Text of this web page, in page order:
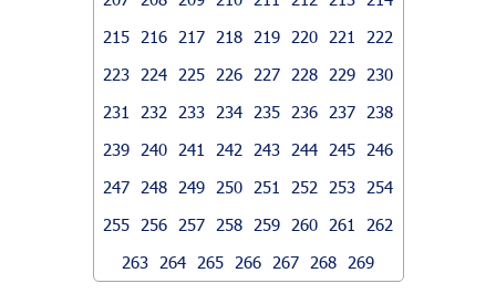
215
216 217 218 219 220 221
222
223
224 225 226 227 228 229
230
231
232 233 234 235 236 237
238
239
240 241 242 243 244 245
246
247
248 249 250 251 252 253
254
255
256 257 258 259 260 261
262
263
264 265 266 267 268 269